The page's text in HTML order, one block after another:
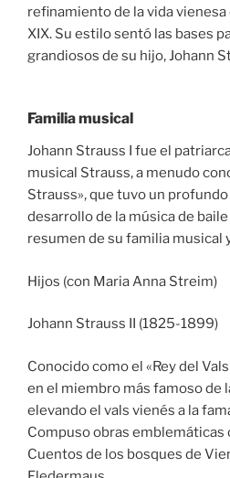
refinamiento de la vida
XIX. Su estilo sentó las bases
grandiosos de su hijo, Johann
Familia musical
Johann Strauss I fue el
musical Strauss, a menudo
Strauss», que tuvo un
desarrollo de la música de
resumen de su familia musical
Hijos (con Maria Anna Streim)
Johann Strauss II (1825-1899)
Conocido como el «Rey del
en el miembro más famoso de
elevando el vals vienés a la
Compuso obras emblemáticas
Cuentos de los bosques de